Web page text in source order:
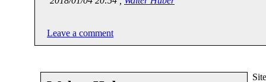
Leave a comment